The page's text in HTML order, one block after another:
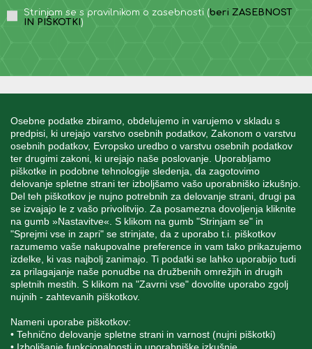
Osebne podatke zbiramo, obdelujemo in varujemo v skladu s
predpisi, ki urejajo varstvo osebnih podatkov, Zakonom o varstvu
osebnih podatkov, Evropsko uredbo o varstvu osebnih podatkov
ter drugimi zakoni, ki urejajo naše poslovanje. Uporabljamo
piškotke in podobne tehnologije sledenja, da zagotovimo
delovanje spletne strani ter izboljšamo vašo uporabniško izkušnjo.
Del teh piškotkov je nujno potrebnih za delovanje strani, drugi pa
se izvajajo le z vašo privolitvijo. Za posamezna dovoljenja kliknite
na gumb »Nastavitve«. S klikom na gumb "Strinjam se" in
"Sprejmi vse in zapri" se strinjate, da z uporabo t.i. piškotkov
razumemo vaše nakupovalne preference in vam tako prikazujemo
izdelke, ki vas najbolj zanimajo. Ti podatki se lahko uporabijo tudi
za prilagajanje naše ponudbe na družbenih omrežjih in drugih
spletnih mestih. S klikom na "Zavrni vse" dovolite uporabo zgolj
nujnih - zahtevanih piškotkov.
Nameni uporabe piškotkov:
• Tehnično delovanje spletne strani in varnost (nujni piškotki)
Strinjam se s pravilnikom o zasebnosti (beri ZASEBNOST
IN PIŠKOTKI )
MOJ RAČUN
STORITEV ZA STRANKE
SPREMLJAJTE NAS
+386 1 562 21 11